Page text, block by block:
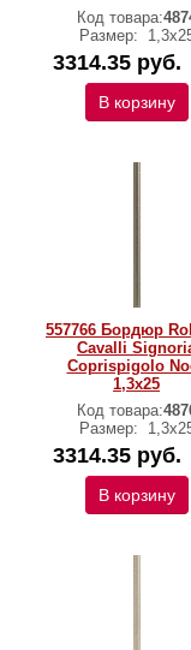
Код товара:
Размер:
3314.35 руб.
В корзину
557766 Бордюр
Cavalli
Coprispigolo
1,3x25
Код товара:
Размер:
3314.35 руб.
В корзину